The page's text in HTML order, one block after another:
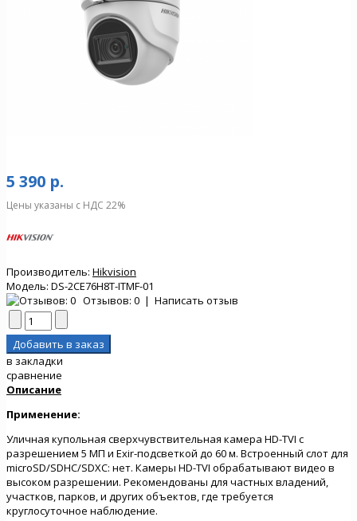
5 390 р.
Цены указаны с НДС 22%
Производитель: Hikvision
Модель: DS-2CE76H8T-ITMF-01
Отзывов: 0 | Написать отзыв
в закладки
сравнение
Описание
Применение:
Уличная купольная сверхчувствительная камера HD-TVI с
разрешением 5 МП и Exir-подсветкой до 60 м. Встроенный слот для
microSD/SDHC/SDXC: нет. Камеры HD-TVI обрабатывают видео в
высоком разрешении. Рекомендованы для частных владений,
участков, парков, и других объектов, где требуется
круглосуточное наблюдение.